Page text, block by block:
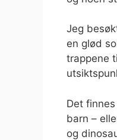
Jeg
en glød
trappene
Det
barn –
og